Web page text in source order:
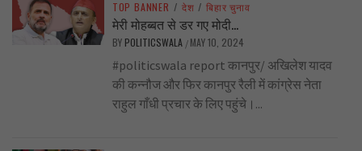
TOP BANNER / देश / बिहार चुनाव
मेरी मोहब्बत से डर गए मोदी…
BY POLITICSWALA / MAY 10, 2024
#politicswala report कानपुर/ अखिलेश यादव
की कन्नौज और फिर कानपुर रैली में कांग्रेस नेता
राहुल गाँधी प्रचार के लिए पहुंचे।...